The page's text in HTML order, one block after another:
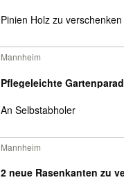
Pinien Holz zu verschenken
Mannheim
Pflegeleichte
An Selbstabholer
Mannheim
2 neue Rasenkanten zu